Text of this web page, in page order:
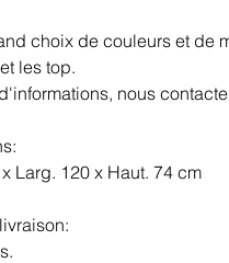
choix de couleurs et de
les top.
nous
Larg. 120 x Haut. 74 cm